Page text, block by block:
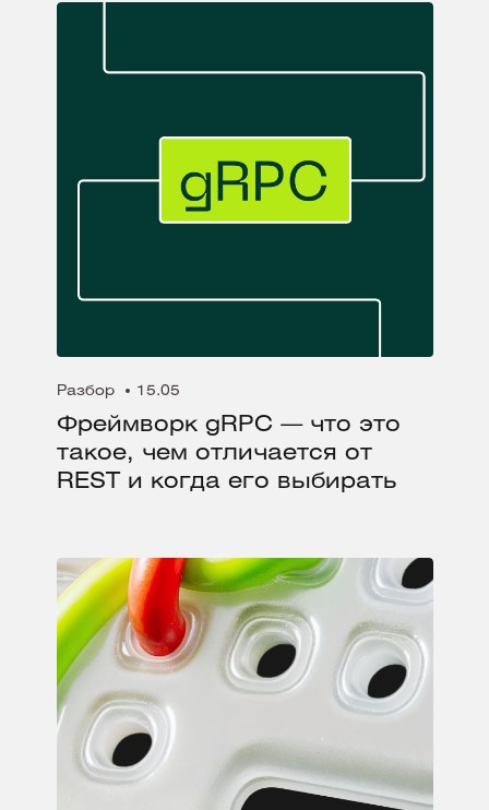
Разбор 15.05
Фреймворк gRPC — что это
такое, чем отличается от
REST и когда его выбирать